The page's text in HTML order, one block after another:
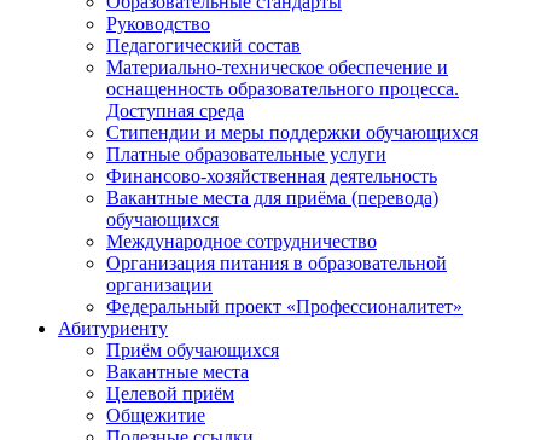
Руководство
Педагогический состав
Материально-техническое обеспечение и
оснащенность образовательного процесса.
Доступная среда
Стипендии и меры поддержки обучающихся
Платные образовательные услуги
Финансово-хозяйственная деятельность
Вакантные места для приёма (перевода)
обучающихся
Международное сотрудничество
Организация питания в образовательной
организации
Федеральный проект «Профессионалитет»
Абитуриенту
Приём обучающихся
Вакантные места
Целевой приём
Общежитие